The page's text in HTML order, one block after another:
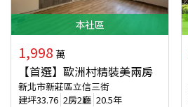
本社區
1,998 萬
【首選】歐洲村精裝美兩房
新北市新莊區立信三街
建坪33.76 2房2廳 20.5年